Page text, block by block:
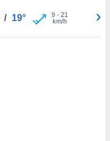
/ 19° 9- 21
km/h